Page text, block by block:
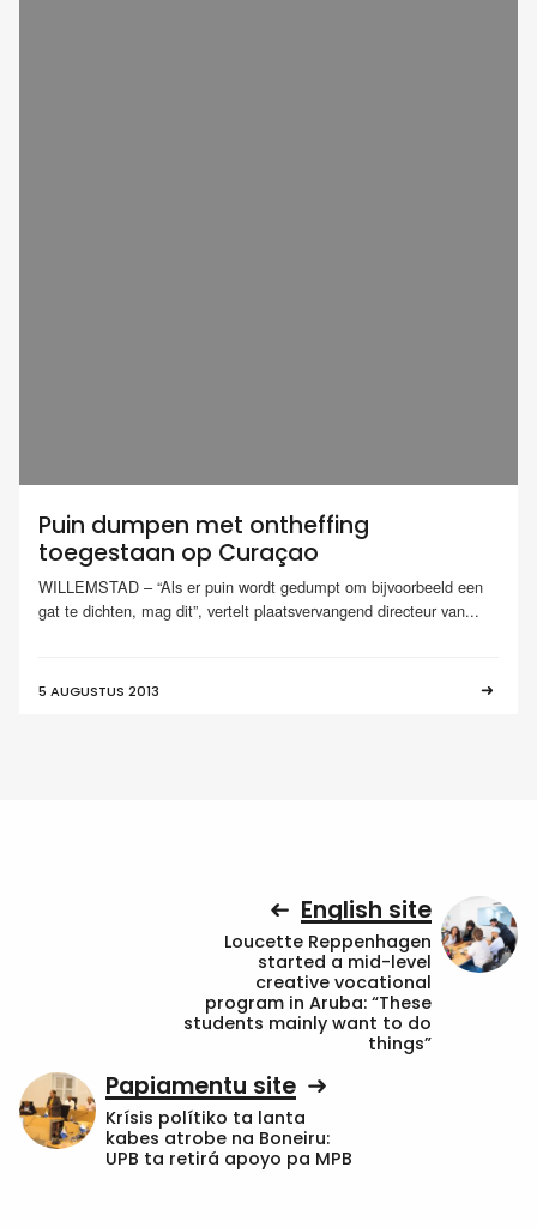
Puin dumpen met ontheffing
toegestaan op Curaçao
WILLEMSTAD – “Als er puin wordt gedumpt om bijvoorbeeld een
gat te dichten, mag dit”, vertelt plaatsvervangend directeur van...
5 AUGUSTUS 2013
English site
Loucette Reppenhagen
started a mid-level
creative vocational
program in Aruba: “These
students mainly want to do
things”
Papiamentu site
Krísis polítiko ta lanta
kabes atrobe na Boneiru:
UPB ta retirá apoyo pa MPB